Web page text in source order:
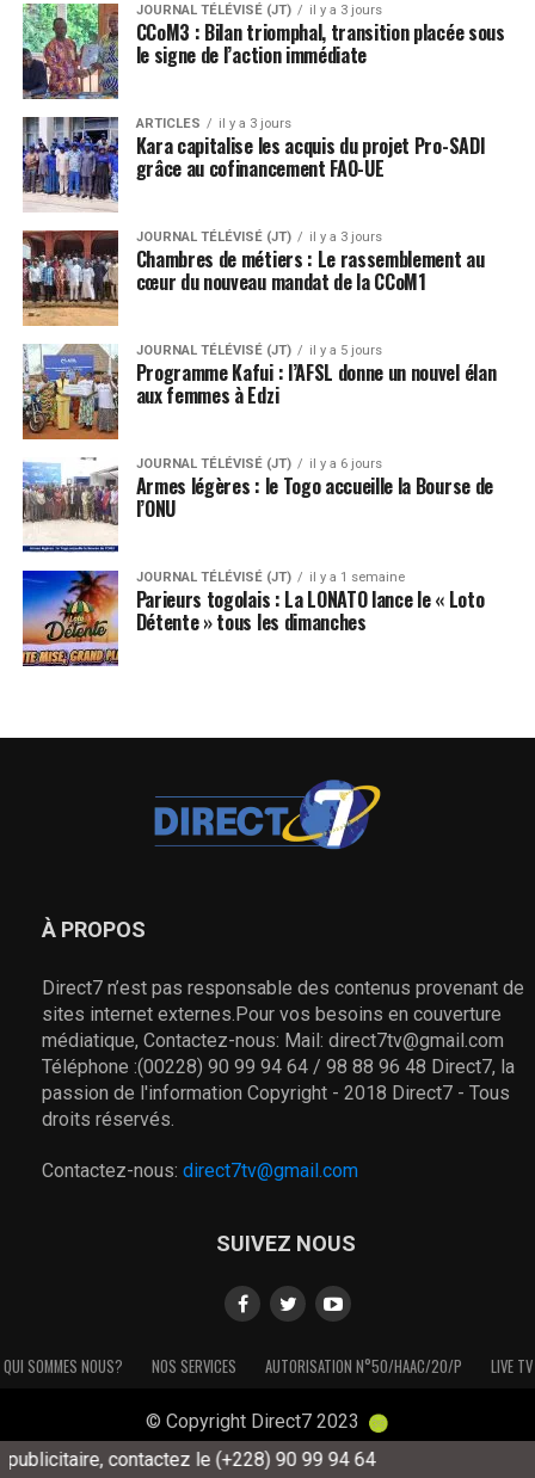
JOURNAL TÉLÉVISÉ (JT) il y a 3 jours
CCoM3 : Bilan triomphal, transition placée sous
le signe de l’action immédiate
ARTICLES il y a 3 jours
Kara capitalise les acquis du projet Pro-SADI
grâce au cofinancement FAO-UE
JOURNAL TÉLÉVISÉ (JT) il y a 3 jours
Chambres de métiers : Le rassemblement au
cœur du nouveau mandat de la CCoM1
JOURNAL TÉLÉVISÉ (JT) il y a 5 jours
Programme Kafui : l’AFSL donne un nouvel élan
aux femmes à Edzi
JOURNAL TÉLÉVISÉ (JT) il y a 6 jours
Armes légères : le Togo accueille la Bourse de
l’ONU
JOURNAL TÉLÉVISÉ (JT) il y a 1 semaine
Parieurs togolais : La LONATO lance le « Loto
Détente » tous les dimanches
À PROPOS
Direct7 n’est pas responsable des contenus provenant de
sites internet externes.Pour vos besoins en couverture
médiatique, Contactez-nous: Mail: direct7tv@gmail.com
Téléphone :(00228) 90 99 94 64 / 98 88 96 48 Direct7, la
passion de l'information Copyright - 2018 Direct7 - Tous
droits réservés.
Contactez-nous: direct7tv@gmail.com
SUIVEZ NOUS
QUI SOMMES NOUS? NOS SERVICES AUTORISATION N°50/HAAC/20/P LIVE TV
© Copyright Direct7 2023
contactez le (+228) 90 99 94 64